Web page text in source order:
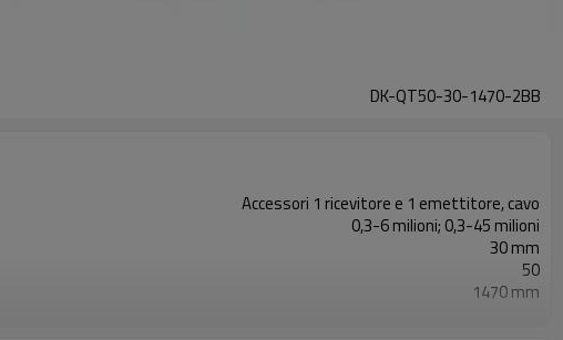
DK-QT50-30-1470-2BB
Accessori 1 ricevitore e 1 emettitore, cavo
0,3-6 milioni; 0,3-45 milioni
30 mm
50
1470 mm